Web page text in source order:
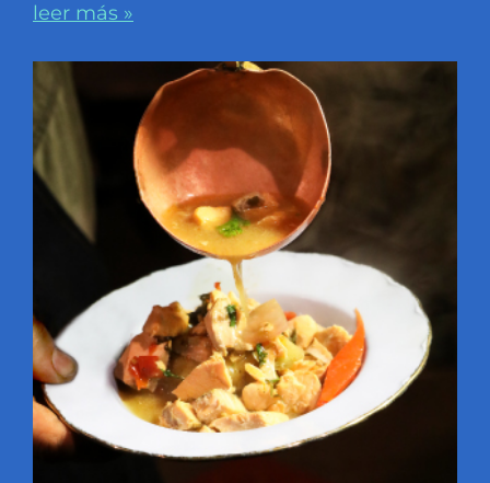
leer más »